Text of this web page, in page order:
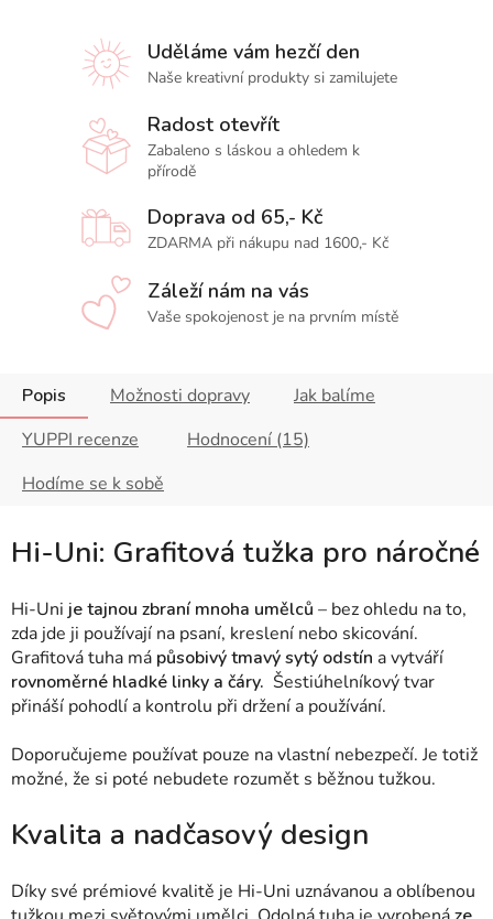
Uděláme vám hezčí den
Naše kreativní produkty si zamilujete
Radost otevřít
Zabaleno s láskou a ohledem k
přírodě
Doprava od 65,- Kč
ZDARMA při nákupu nad 1600,- Kč
Záleží nám na vás
Vaše spokojenost je na prvním místě
Popis Možnosti dopravy
Jak balíme
YUPPI recenze
Hodnocení (15)
Hodíme se k sobě
Hi-Uni: Grafitová tužka pro náročné
Hi-Uni je tajnou zbraní mnoha umělců – bez ohledu na to,
zda jde ji používají na psaní, kreslení nebo skicování.
Grafitová tuha má působivý tmavý sytý odstín a vytváří
rovnoměrné hladké linky a čáry. Šestiúhelníkový tvar
přináší pohodlí a kontrolu při držení a používání.
Doporučujeme používat pouze na vlastní nebezpečí. Je totiž
možné, že si poté nebudete rozumět s běžnou tužkou.
Kvalita a nadčasový design
Díky své prémiové kvalitě je Hi-Uni uznávanou a oblíbenou